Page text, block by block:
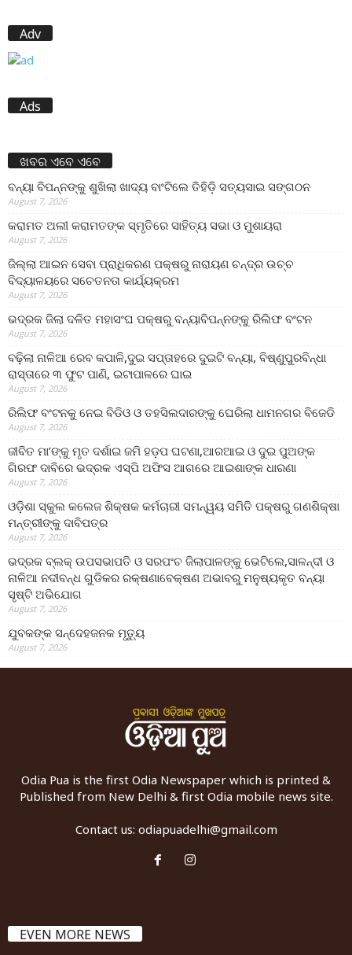
Adv
Ads
ଖବର ଏବେ ଏବେ
ବନ୍ୟା ବିପନ୍ନଙ୍କୁ ଶୁଖିଲା ଖାଦ୍ୟ ବାଂଟିଲେ ତିହିଡି଼ ସତ୍ୟସାଇ ସଙ୍ଗଠନ
August 7, 2026
କରାମତ ଅଲୀ କରାମତଙ୍କ ସ୍ମୃତିରେ ସାହିତ୍ୟ ସଭା ଓ ମୁଶାୟରା
August 7, 2026
ଜିଲ୍ଲା ଆଇନ ସେବା ପ୍ରାଧିକରଣ ପକ୍ଷରୁ ନାରାୟଣ ଚନ୍ଦ୍ର ଉଚ୍ଚ
ବିଦ୍ୟାଳୟରେ ସଚେତନତା କାର୍ଯ୍ୟକ୍ରମ
August 7, 2026
ଭଦ୍ରକ ଜିଲା ଦଳିତ ମହାସଂଘ ପକ୍ଷରୁ ବନ୍ୟାବିପନ୍ନଙ୍କୁ ରିଲିଫ ବଂଟନ
August 7, 2026
ବଢ଼ିଲା ନାଳିଆ ରେବ କପାଳି,ଦୁଇ ସପ୍ତାହରେ ଦୁଇଟି ବନ୍ୟା, ବିଷ୍ଣୁପୁରବିନ୍ଧା
ରାସ୍ତାରେ ୩ ଫୁଟ ପାଣି, ଇଟାପାଳରେ ଘାଇ
August 7, 2026
ରିଲିଫ ବଂଟନକୁ ନେଇ ବିଡିଓ ଓ ତହସିଲଦାରଙ୍କୁ ଘେରିଲା ଧାମନଗର ବିଜେଡି
August 7, 2026
ଜୀବିତ ମା’ଙ୍କୁ ମୃତ ଦର୍ଶାଇ ଜମି ହଡ଼ପ ଘଟଣା,ଆରଆଇ ଓ ଦୁଇ ପୁଅଙ୍କ
ଗିରଫ ଦାବିରେ ଭଦ୍ରକ ଏସ୍‌ପି ଅଫିସ ଆଗରେ ଆଇଶାଙ୍କ ଧାରଣା
August 7, 2026
ଓଡ଼ିଶା ସ୍କୁଲ କଲେଜ ଶିକ୍ଷକ କର୍ମଚାରୀ ସମନ୍ୱୟ ସମିତି ପକ୍ଷରୁ ଗଣଶିକ୍ଷା
ମନ୍ତ୍ରୀଙ୍କୁ ଦାବିପତ୍ର
August 7, 2026
ଭଦ୍ରକ ବ୍ଲକ୍ ଉପସଭାପତି ଓ ସରପଂଚ ଜିଲାପାଳଙ୍କୁ ଭେଟିଲେ,ସାଳନ୍ଦୀ ଓ
ନାଳିଆ ନଦୀବନ୍ଧ ଗୁଡିକର ରକ୍ଷଣାବେକ୍ଷଣ ଅଭାବରୁ ମନୁଷ୍ୟକୃତ ବନ୍ୟା
ସୃଷ୍ଟି ଅଭିଯୋଗ
August 7, 2026
ଯୁବକଙ୍କ ସନ୍ଦେହଜନକ ମୃତ୍ୟୁ
August 7, 2026
Odia Pua is the first Odia Newspaper which is printed &
Published from New Delhi & first Odia mobile news site.
Contact us: odiapuadelhi@gmail.com
EVEN MORE NEWS